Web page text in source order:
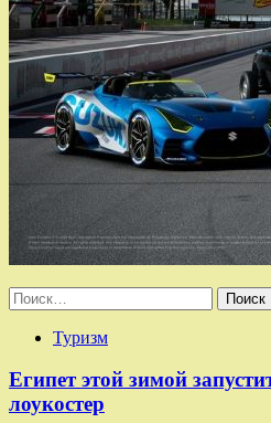
Найти:
Туризм
Египет этой зимой
лоукостер